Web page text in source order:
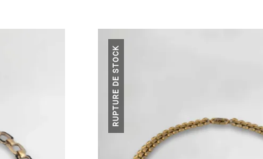
RUPTURE DE STOCK